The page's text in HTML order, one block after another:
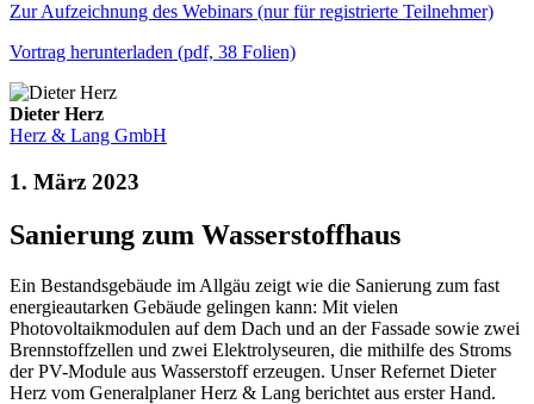
Zur Aufzeichnung des Webinars (nur für registrierte Teilnehmer)
Vortrag herunterladen (pdf, 38 Folien)
Dieter Herz
Herz & Lang GmbH
1. März 2023
Sanierung zum Wasserstoffhaus
Ein Bestandsgebäude im Allgäu zeigt wie die Sanierung zum fast
energieautarken Gebäude gelingen kann: Mit vielen
Photovoltaikmodulen auf dem Dach und an der Fassade sowie zwei
Brennstoffzellen und zwei Elektrolyseuren, die mithilfe des Stroms
der PV-Module aus Wasserstoff erzeugen. Unser Refernet Dieter
Herz vom Generalplaner Herz & Lang berichtet aus erster Hand.